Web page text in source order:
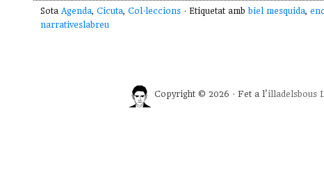
Sota Agenda, Cicuta, Col·leccions · Etiquetat amb biel mesquida,
narrativeslabreu
Copyright © 2026 · Fet a l'illadelsbous